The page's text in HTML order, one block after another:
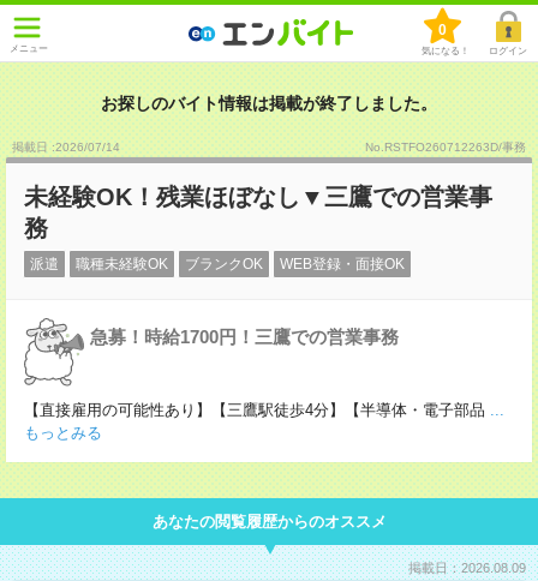
メニュー
0
気になる！ ログイン
お探しのバイト情報は掲載が終了しました。
掲載日 :2026/07/14 No.RSTFO260712263D/事務
未経験OK！残業ほぼなし▼三鷹での営業事
務
派遣 職種未経験OK ブランクOK WEB登録・面接OK
急募！時給1700円！三鷹での営業事務
【直接雇用の可能性あり】【三鷹駅徒歩4分】【半導体・電子部品 ...
もっとみる
あなたの閲覧履歴からのオススメ
掲載日：2026.08.09